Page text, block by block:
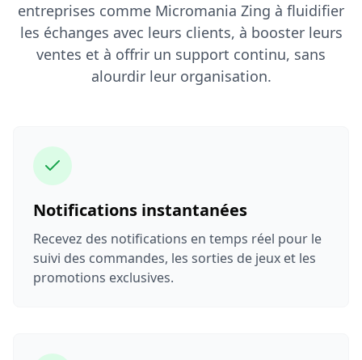
entreprises comme Micromania Zing à fluidifier
les échanges avec leurs clients, à booster leurs
ventes et à offrir un support continu, sans
alourdir leur organisation.
Notifications instantanées
Recevez des notifications en temps réel pour le
suivi des commandes, les sorties de jeux et les
promotions exclusives.